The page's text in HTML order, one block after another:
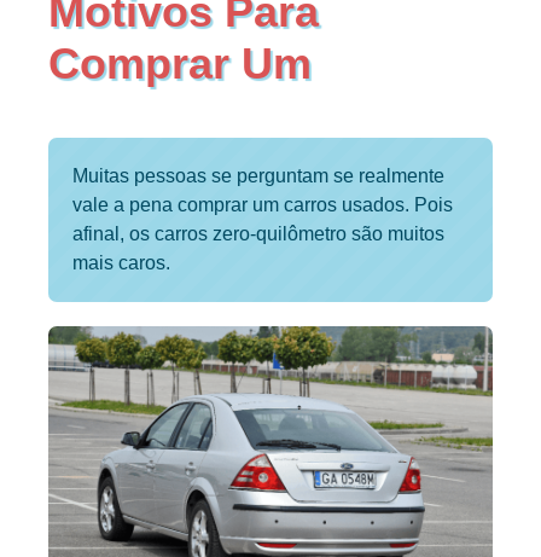
Motivos Para
Comprar Um
Muitas pessoas se perguntam se realmente
vale a pena comprar um carros usados. Pois
afinal, os carros zero-quilômetro são muitos
mais caros.